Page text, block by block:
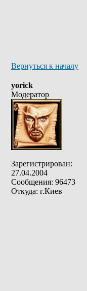
Вернуться к началу
yorick
Модератор
Зарегистрирован:
27.04.2004
Сообщения: 96473
Откуда: г.Киев